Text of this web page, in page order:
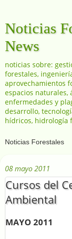
Noticias
News
noticias sobre:
forestales,
aprovechamientos
espacios naturales,
enfermedades y
desarrollo,
hídricos, hidrología
08 mayo 2011
Cursos del
Ambiental
MAYO 2011